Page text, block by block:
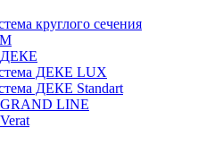
круглого сечения
ДЕКЕ
ДЕКЕ LUX
ДЕКЕ Standart
GRAND LINE